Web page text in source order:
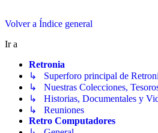
Volver a Índice general
Ir a
Retronia
↳ Superforo principal de
↳ Nuestras Colecciones,
↳ Historias, Documentales y
↳ Reuniones
Retro Computadores